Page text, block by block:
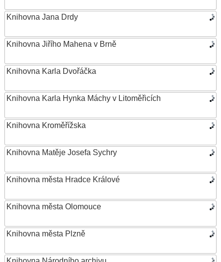
Knihovna Jana Drdy
Knihovna Jiřího Mahena v Brně
Knihovna Karla Dvořáčka
Knihovna Karla Hynka Máchy v Litoměřicích
Knihovna Kroměřížska
Knihovna Matěje Josefa Sychry
Knihovna města Hradce Králové
Knihovna města Olomouce
Knihovna města Plzně